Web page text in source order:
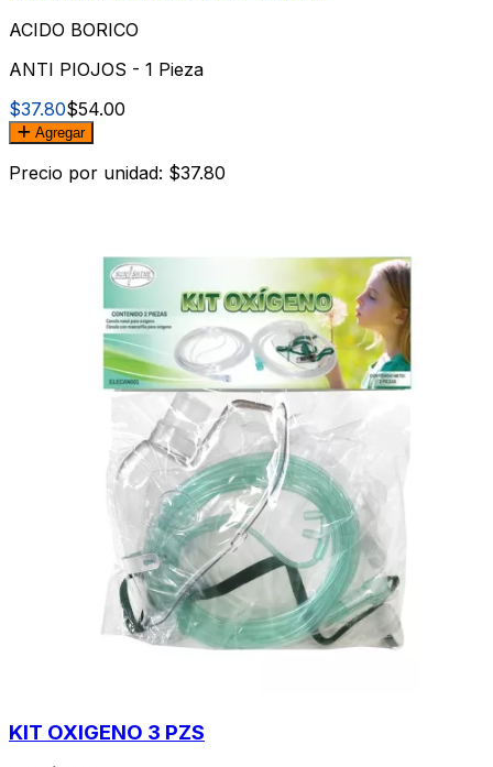
ACIDO BORICO
ANTI PIOJOS - 1 Pieza
$37.80$54.00
Agregar
Precio por unidad: $37.80
KIT OXIGENO 3 PZS